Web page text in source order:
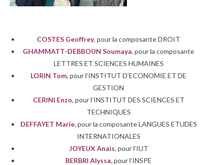
COSTES Geoffrey, pour la composante DROIT
GHAMMATT-DEBBOUN Soumaya, pour la composante
LETTRES ET SCIENCES HUMAINES
LORIN Tom, pour l’INSTITUT D’ECONOMIE ET DE
GESTION
CERINI Enzo, pour l’INSTITUT DES SCIENCES ET
TECHNIQUES
DEFFAYET Marie,pour la composante LANGUES ETUDES
INTERNATIONALES
JOYEUX Anais, pour l’IUT
BERBRI Alyssa,pour l’INSPE